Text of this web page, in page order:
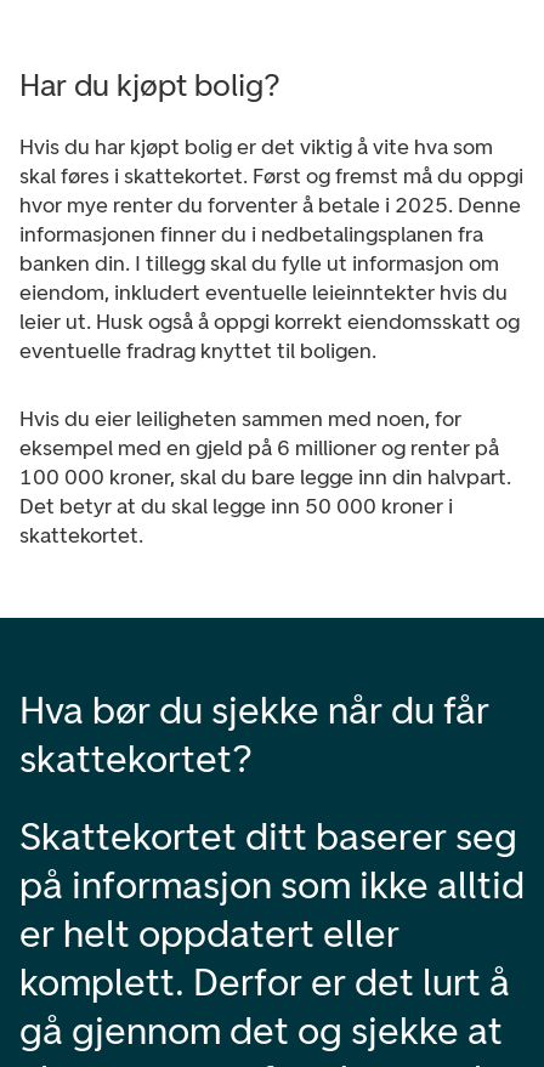
Har du kjøpt bolig?
Hvis du har kjøpt bolig er det viktig å vite hva som
skal føres i skattekortet. Først og fremst må du oppgi
hvor mye renter du forventer å betale i 2025. Denne
informasjonen finner du i nedbetalingsplanen fra
banken din. I tillegg skal du fylle ut informasjon om
eiendom, inkludert eventuelle leieinntekter hvis du
leier ut. Husk også å oppgi korrekt eiendomsskatt og
eventuelle fradrag knyttet til boligen.
Hvis du eier leiligheten sammen med noen, for
eksempel med en gjeld på 6 millioner og renter på
100 000 kroner, skal du bare legge inn din halvpart.
Det betyr at du skal legge inn 50 000 kroner i
skattekortet.
Hva bør du sjekke når du får
skattekortet?
Skattekortet ditt baserer seg
på informasjon som ikke alltid
er helt oppdatert eller
komplett. Derfor er det lurt å
gå gjennom det og sjekke at